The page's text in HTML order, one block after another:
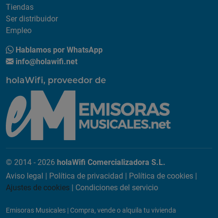
Tiendas
Ser distribuidor
Empleo
Hablamos por WhatsApp
info@holawifi.net
holaWifi, proveedor de
© 2014 - 2026 holaWifi Comercializadora S.L.
Aviso legal | Política de privacidad | Política de cookies |
Ajustes de cookies | Condiciones del servicio
Emisoras Musicales | Compra, vende o alquila tu vivienda